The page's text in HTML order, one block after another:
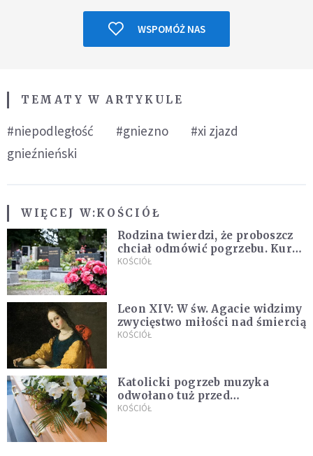
WSPOMÓŻ NAS
TEMATY W ARTYKULE
#niepodległość #gniezno
#xi zjazd
gnieźnieński
WIĘCEJ W:KOŚCIÓŁ
Rodzina twierdzi, że proboszcz
chciał odmówić pogrzebu. Kuria
zapowiada wyjaśnienia
KOŚCIÓŁ
Leon XIV: W św. Agacie widzimy
zwycięstwo miłości nad śmiercią
KOŚCIÓŁ
Katolicki pogrzeb muzyka
odwołano tuż przed
uroczystością. Powodem była
KOŚCIÓŁ